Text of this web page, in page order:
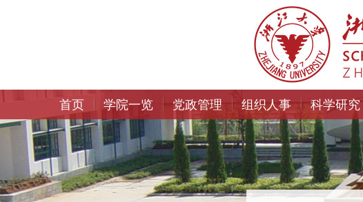
首页 学院一览 党政管理 组织人事 科学研究